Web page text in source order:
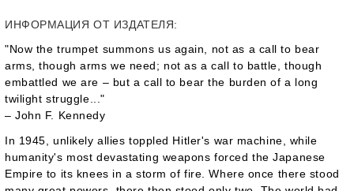
ИНФОРМАЦИЯ ОТ ИЗДАТЕЛЯ:
"Now the trumpet summons us again, not as a call to bear
arms, though arms we need; not as a call to battle, though
embattled we are – but a call to bear the burden of a long
twilight struggle..."
– John F. Kennedy
In 1945, unlikely allies toppled Hitler's war machine, while
humanity's most devastating weapons forced the Japanese
Empire to its knees in a storm of fire. Where once there stood